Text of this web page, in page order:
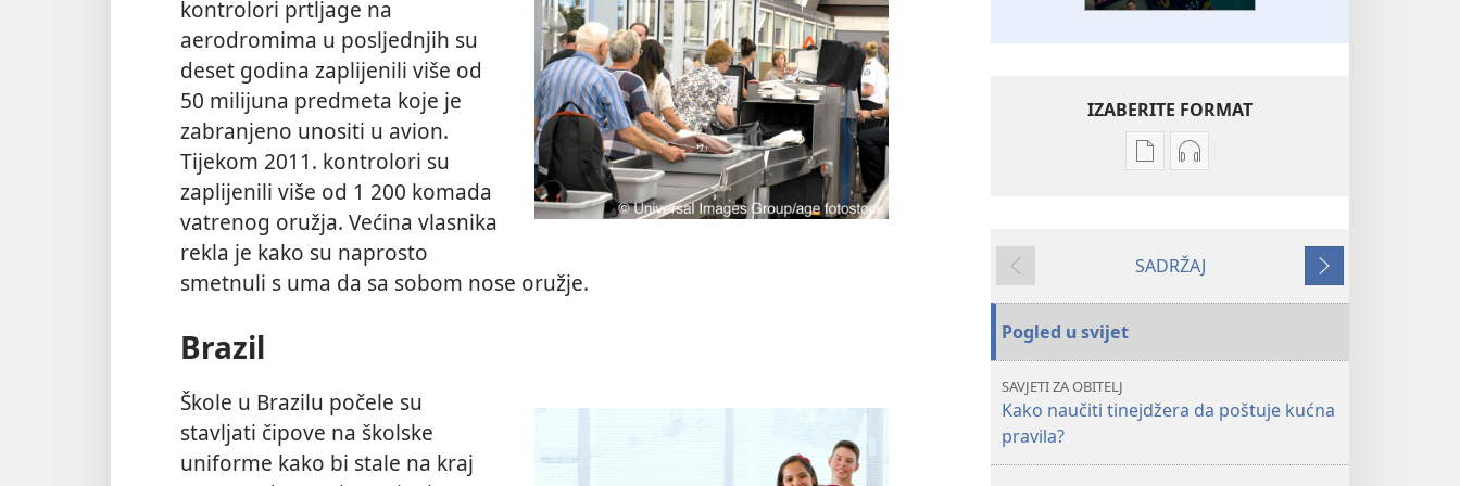
kontrolori prtljage na
aerodromima u posljednjih su
deset godina zaplijenili više od
50 milijuna predmeta koje je
zabranjeno unositi u avion.
Tijekom 2011. kontrolori su
zaplijenili više od 1 200 komada
vatrenog oružja. Većina vlasnika
rekla je kako su naprosto
smetnuli s uma da sa sobom nose oružje.
Brazil
Škole u Brazilu počele su
stavljati čipove na školske
uniforme kako bi stale na kraj
IZABERITE FORMAT
Postavke
PROBUDITE
od
kriminala?
Postavke
PROBUDITE
od
kriminala?
Prethodno
SADRŽAJ
Sljedeće
Pogled u svijet
SAVJETI ZA OBITELJ
Kako naučiti tinejdžera da poštuje kućna
pravila?